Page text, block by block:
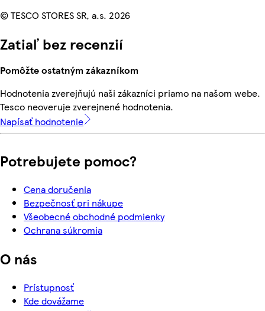
© TESCO STORES SR, a.s. 2026
Zatiaľ bez recenzií
Pomôžte ostatným zákazníkom
Hodnotenia zverejňujú naši zákazníci priamo na našom webe.
Tesco neoveruje zverejnené hodnotenia.
Napísať hodnotenie
Potrebujete pomoc?
Cena doručenia
Bezpečnosť pri nákupe
Všeobecné obchodné podmienky
Ochrana súkromia
O nás
Prístupnosť
Kde dovážame